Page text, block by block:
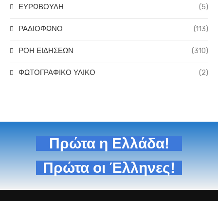
ΕΥΡΩΒΟΥΛΗ (5)
ΡΑΔΙΟΦΩΝΟ (113)
ΡΟΗ ΕΙΔΗΣΕΩΝ (310)
ΦΩΤΟΓΡΑΦΙΚΟ ΥΛΙΚΟ (2)
Πρώτα η Ελλάδα!
Πρώτα οι Έλληνες!